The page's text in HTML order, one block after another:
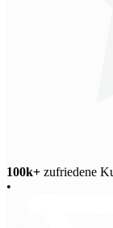
100k+ zufriedene
•